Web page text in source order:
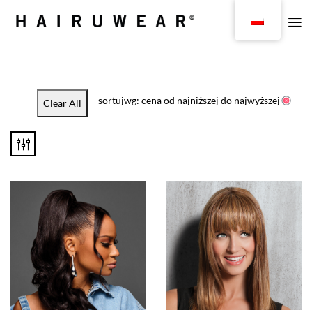
Clear All sortujwg: cena od najniższej do najwyższej